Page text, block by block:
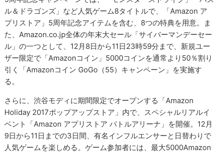
ル＆ドラゴンズ」など人気ゲーム8タイトルで、「Amazon ア
プリストア」5周年記念アイテムを含む、8つの特典を用意。ま
た、Amazon.co.jp全体の年末大セール「サイバーマンデーセー
ル」の一つとして、12月8日から11日23時59分まで、新規ユー
ザー限定で「Amazonコイン」5000コインを通常より50％割り
引く「Amazonコイン GoGo（55）キャンペーン」を実施す
る。
さらに、渋谷モディに期間限定でオープンする「Amazon
Holiday 2017ポップアップストア」内で、スペシャルリアルイ
ベント「Amazon アプリストア バトルアリーナ」を開催。12月
9日から11日までの3日間、有名インフルエンサーと日替わりで
人気ゲームを楽しめる。ゲーム参加者には、最大5000Amazon